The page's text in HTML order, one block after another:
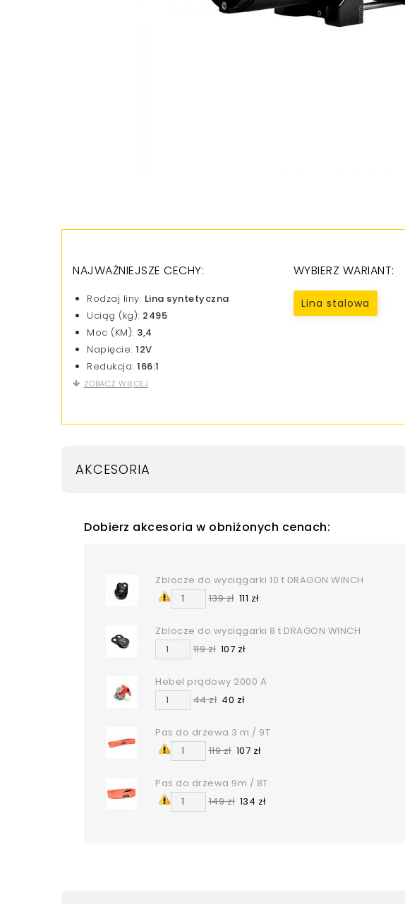
NAJWAŻNIEJSZE CECHY:
Rodzaj liny: Lina syntetyczna
Uciąg (kg): 2495
Moc (KM): 3,4
Napięcie: 12V
Redukcja: 166:1
ZOBACZ WIĘCEJ
WYBIERZ WARIANT:
Lina stalowa
AKCESORIA
Dobierz akcesoria w obniżonych cenach:
Zblocze do wyciągarki 10 t DRAGON WINCH
139 zł 111 zł
Zblocze do wyciągarki 8 t DRAGON WINCH
119 zł 107 zł
Hebel prądowy 2000 A
44 zł 40 zł
Pas do drzewa 3 m / 9T
119 zł 107 zł
Pas do drzewa 9m / 8T
149 zł 134 zł